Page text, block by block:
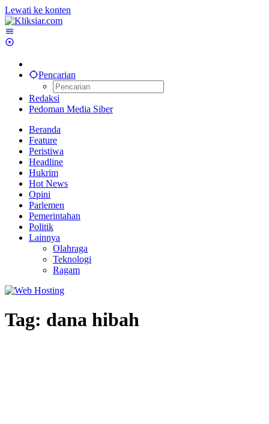
Lewati ke konten
Pencarian
Redaksi
Pedoman Media Siber
Beranda
Feature
Peristiwa
Headline
Hukrim
Hot News
Opini
Parlemen
Pemerintahan
Politik
Lainnya
Olahraga
Teknologi
Ragam
Tag: dana hibah